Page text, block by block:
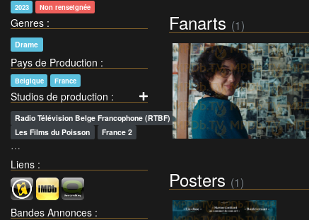
2023 Non renseignée
Genres :
Drame
Pays de Production :
Belgique France
Studios de production :
Radio Télévision Belge Francophone (RTBF)
Les Films du Poisson
France 2
…
Liens :
Bandes Annonces :
Fanarts (1)
Posters (1)